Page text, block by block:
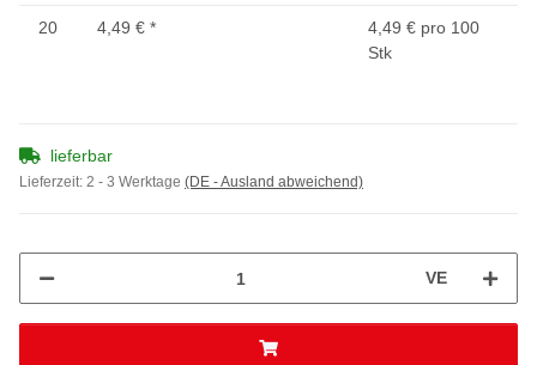
20 4,49 € *
4,49 € pro 100
Stk
lieferbar
Lieferzeit: 2 - 3 Werktage (DE - Ausland abweichend)
VE